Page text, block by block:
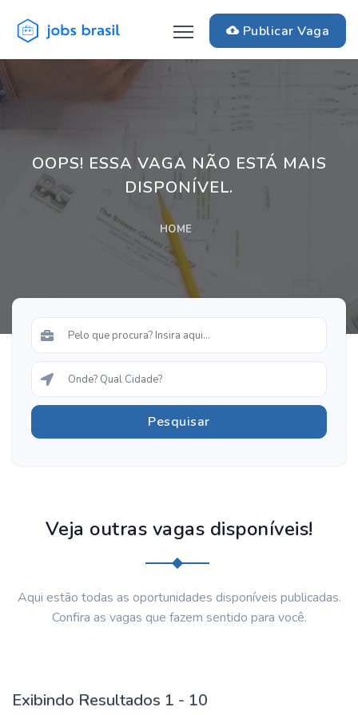
Publicar Vaga
OOPS! ESSA VAGA NÃO ESTÁ MAIS
DISPONÍVEL.
HOME
Veja outras vagas disponíveis!
Aqui estão todas as oportunidades disponíveis publicadas.
Confira as vagas que fazem sentido para você.
Exibindo Resultados 1 - 10